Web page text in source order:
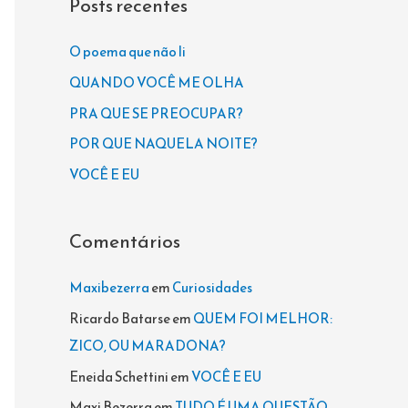
i
s
a
o
:
O poema que não li
QUANDO VOCÊ ME OLHA
PRA QUE SE PREOCUPAR?
POR QUE NAQUELA NOITE?
VOCÊ E EU
Comentários
MaxibezerraemCuriosidades
Ricardo BatarseemQUEM FOI MELHOR:
ZICO, OU MARADONA?
Eneida SchettiniemVOCÊ E EU